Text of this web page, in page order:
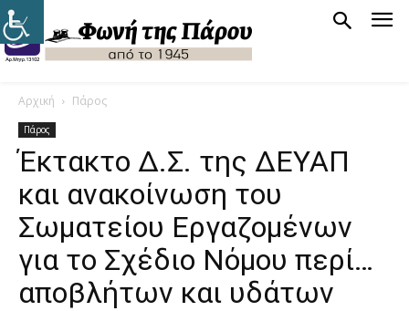
Αρχική Πάρος
Πάρος
Έκτακτο Δ.Σ. της ΔΕΥΑΠ
και ανακοίνωση του
Σωματείου Εργαζομένων
για το Σχέδιο Νόμου περί…
αποβλήτων και υδάτων